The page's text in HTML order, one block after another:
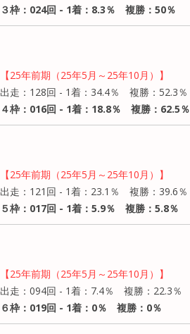
３枠：024回 - 1着：8.3％ 複勝：50％
【25年前期（25年5月～25年10月）】
出走：128回 - 1着：34.4％ 複勝：52.3％
４枠：016回 - 1着：18.8％ 複勝：62.5％
【25年前期（25年5月～25年10月）】
出走：121回 - 1着：23.1％ 複勝：39.6％
５枠：017回 - 1着：5.9％ 複勝：5.8％
【25年前期（25年5月～25年10月）】
出走：094回 - 1着：7.4％ 複勝：22.3％
６枠：019回 - 1着：0％ 複勝：0％